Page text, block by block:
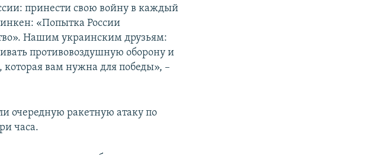
принести свою войну в каждый
«Попытка России
Нашим украинским друзьям:
противовоздушную оборону и
вам нужна для победы», –
очередную ракетную атаку по
часа.